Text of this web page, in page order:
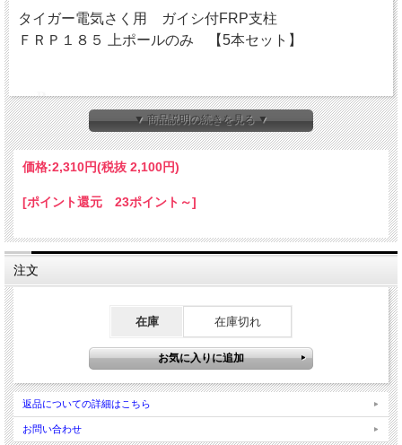
タイガー電気さく用 ガイシ付FRP支柱
ＦＲＰ１８５ 上ポールのみ 【5本セット】
▼ 商品説明の続きを見る ▼
価格:2,310円(税抜 2,100円)
[ポイント還元 23ポイント～]
注文
在庫 在庫切れ
返品についての詳細はこちら
お問い合わせ